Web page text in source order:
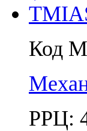
Код
РРЦ: